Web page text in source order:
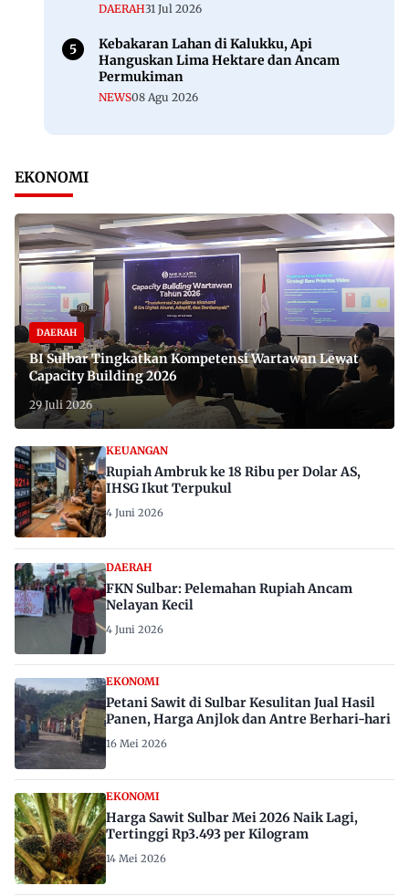
DAERAH31 Jul 2026
Kebakaran Lahan di Kalukku, Api
Hanguskan Lima Hektare dan Ancam
Permukiman
NEWS08 Agu 2026
EKONOMI
DAERAH
BI Sulbar Tingkatkan Kompetensi Wartawan Lewat
Capacity Building 2026
29 Juli 2026
KEUANGAN
Rupiah Ambruk ke 18 Ribu per Dolar AS,
IHSG Ikut Terpukul
4 Juni 2026
DAERAH
FKN Sulbar: Pelemahan Rupiah Ancam
Nelayan Kecil
4 Juni 2026
EKONOMI
Petani Sawit di Sulbar Kesulitan Jual Hasil
Panen, Harga Anjlok dan Antre Berhari-hari
16 Mei 2026
EKONOMI
Harga Sawit Sulbar Mei 2026 Naik Lagi,
Tertinggi Rp3.493 per Kilogram
14 Mei 2026